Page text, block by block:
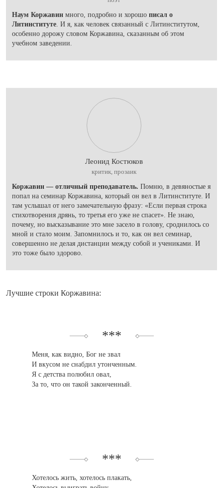
Наум Коржавин много, подробно и хорошо писал о
Литинституте. И я, как человек связанный с Литинститутом,
особенно дорожу словом Коржавина, сказанным об этом
учебном заведении.
Леонид Костюков
критик, прозаик
Коржавин — отличный преподаватель. Помню, в девяностые я
попал на семинар Коржавина, который он вел в Литинституте. И
там услышал от него замечательную фразу: «Если первая строка
стихотворения дрянь, то третья его уже не спасет». Не знаю,
почему, но высказывание это мне засело в голову, сроднилось со
мной и стало моим. Запомнилось и то, как он вел семинар,
совершенно не делая дистанции между собой и учениками. И
это тоже было здорово.
Лучшие строки Коржавина:
***
Меня, как видно, Бог не звал
И вкусом не снабдил утонченным.
Я с детства полюбил овал,
За то, что он такой законченный.
***
Хотелось жить, хотелось плакать,